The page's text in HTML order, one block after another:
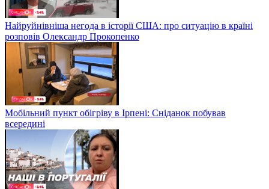
Найруйнівніша негода в історії США: про ситуацію в країні
розповів Олександр Прокопенко
Мобільний пункт обігріву в Ірпені: Сніданок побував
всередині